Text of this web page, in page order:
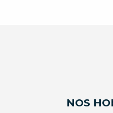
NOS